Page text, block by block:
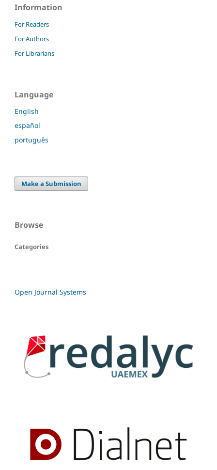
Information
For Readers
For Authors
For Librarians
Language
English
español
português
Make a Submission
Browse
Categories
Open Journal Systems